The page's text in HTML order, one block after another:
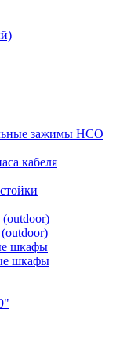
зажимы НСО
кабеля
шкафы
шкафы